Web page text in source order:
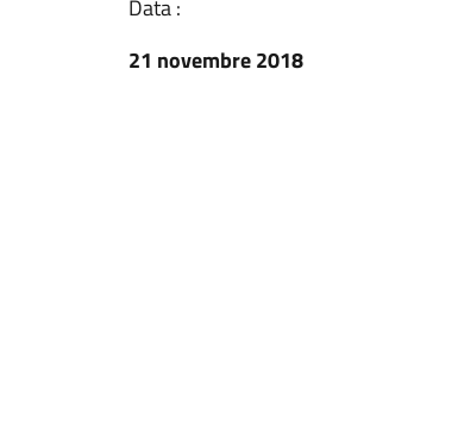
Data :
21 novembre 2018